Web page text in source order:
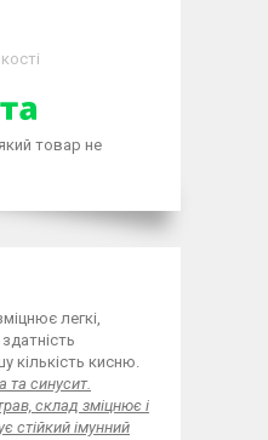
товар не
легкі,
кількість кисню.
та синусит.
склад зміцнює і
стійкий імунний